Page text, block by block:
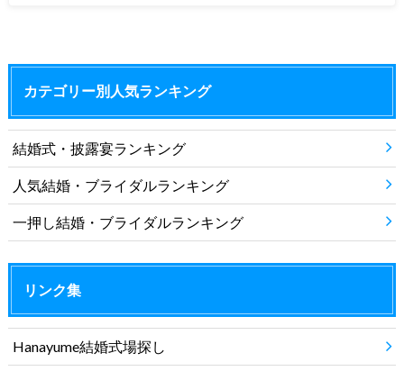
カテゴリー別人気ランキング
結婚式・披露宴ランキング
人気結婚・ブライダルランキング
一押し結婚・ブライダルランキング
リンク集
Hanayume結婚式場探し